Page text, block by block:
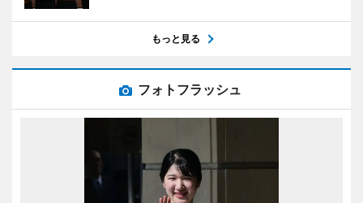
もっと見る
フォトフラッシュ